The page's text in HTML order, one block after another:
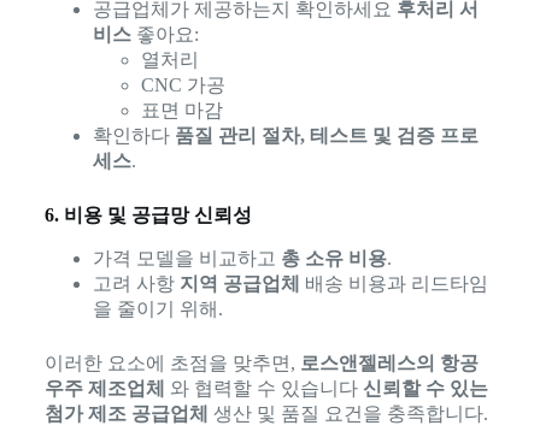
공급업체가 제공하는지 확인하세요 후처리 서
비스좋아요:
열처리
CNC 가공
표면 마감
확인하다 품질 관리 절차, 테스트 및 검증 프로
세스.
6. 비용 및 공급망 신뢰성
가격 모델을 비교하고 총 소유 비용.
고려 사항 지역 공급업체
배송 비용과 리드타임
을 줄이기 위해.
이러한 요소에 초점을 맞추면, 로스앤젤레스의 항공
우주 제조업체
와 협력할 수 있습니다 신뢰할 수 있는
첨가 제조 공급업체 생산 및 품질 요건을 충족합니다.